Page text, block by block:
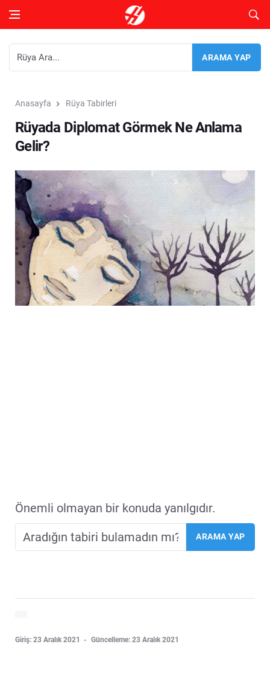
Anasayfa Rüya Tabirleri
Rüyada Diplomat Görmek Ne Anlama
Gelir?
Önemli olmayan bir konuda yanılgıdır.
Giriş: 23 Aralık 2021 Güncelleme: 23 Aralık 2021